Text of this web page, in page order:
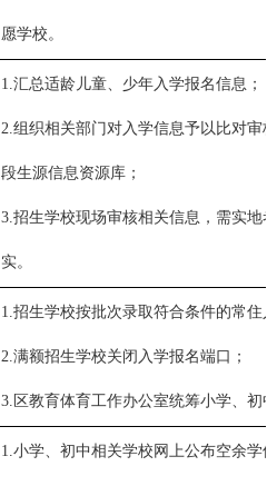
愿学校。
1.汇总适龄儿童、少年入学报名信息；
2.组织相关部门对入学信息予以比对审
段生源信息资源库；
3.招生学校现场审核相关信息，需实地
实。
1.招生学校按批次录取符合条件的常住
2.满额招生学校关闭入学报名端口；
3.区教育体育工作办公室统筹小学、初
1.小学、初中相关学校网上公布空余学